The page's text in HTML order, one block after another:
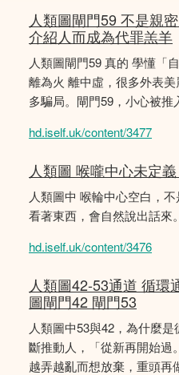
人類圖閘門59 不是親
介紹人而成為代罪羔羊
人類圖閘門59 真的 學懂「
離為火 離中虛，很多外表
多騙局。閘門59，小心被推
hd.iself.uk/content/3477
人類圖 喉嚨中心未定
人類圖中 喉輪中心空白，
看著東西，會自然說出話來。
hd.iself.uk/content/3476
人類圖42-53通道 循環
圖閘門42 閘門53
人類圖中53與42，為什麼
斷推動人，「從新再開始過
越弄越亂而想放棄，重頭